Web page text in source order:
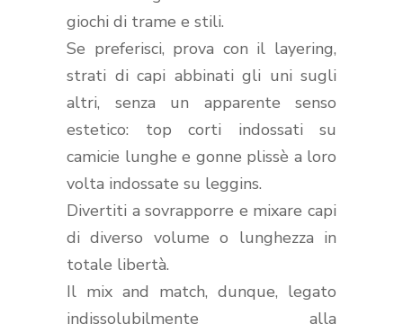
giochi di trame e stili.
Se preferisci, prova con il layering,
strati di capi abbinati gli uni sugli
altri, senza un apparente senso
estetico: top corti indossati su
camicie lunghe e gonne plissè a loro
volta indossate su leggins.
Divertiti a sovrapporre e mixare capi
di diverso volume o lunghezza in
totale libertà.
Il mix and match, dunque, legato
indissolubilmente alla